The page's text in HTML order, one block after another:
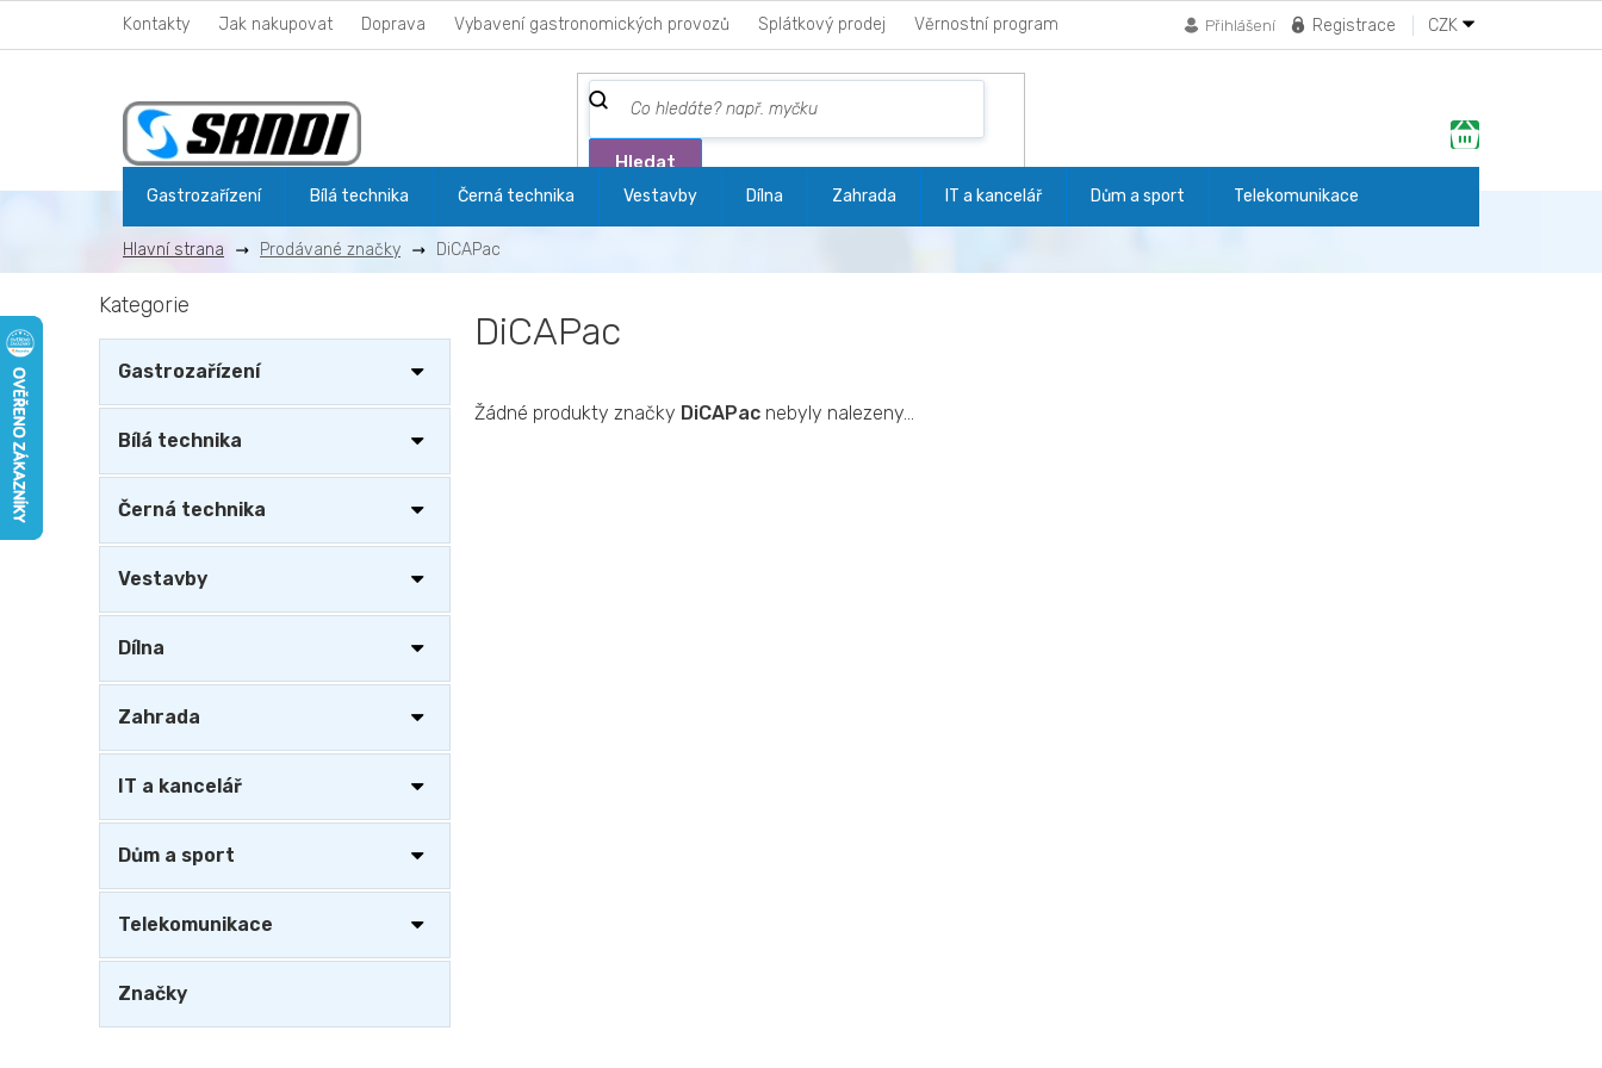
obsah
Kontakty Jak nakupovat Doprava Vybavení gastronomických provozů Splátkový prodej Věrnostní program CZK
Registrace
Přihlášení
Hledat
Nákupní
košík
Gastrozařízení Bílá technika Černá technika Vestavby Dílna Zahrada IT a kancelář Dům a sport Telekomunikace
Prodávané značky DiCAPac
o
s
a
n
a
Přeskočit
Kategorie
Gastrozařízení
Bílá technika
Černá technika
Vestavby
Dílna
Zahrada
IT a kancelář
Dům a sport
Telekomunikace
Značky
DiCAPac
Žádné produkty značky DiCAPac nebyly nalezeny...